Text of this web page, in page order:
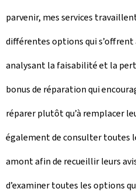
parvenir, mes services
différentes options qui
analysant la faisabilité et la
bonus de réparation qui
réparer plutôt qu’à remplacer
également de consulter toutes
amont afin de recueillir leurs
d’examiner toutes les options